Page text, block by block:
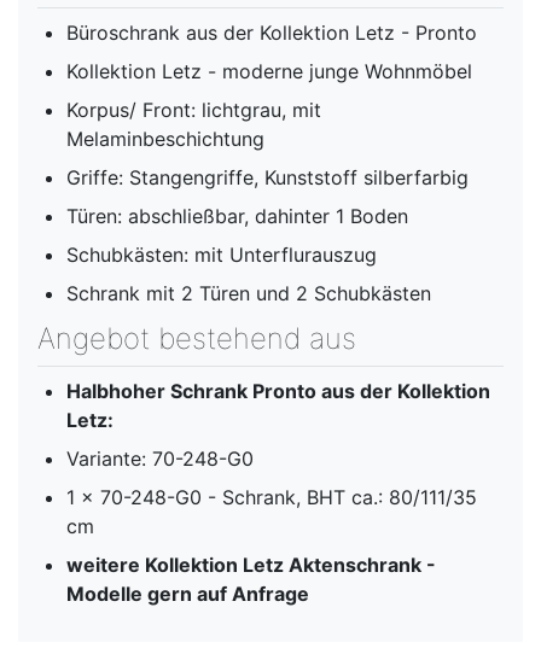
Büroschrank aus der Kollektion Letz - Pronto
Kollektion Letz - moderne junge Wohnmöbel
Korpus/ Front: lichtgrau, mit
Melaminbeschichtung
Griffe: Stangengriffe, Kunststoff silberfarbig
Türen: abschließbar, dahinter 1 Boden
Schubkästen: mit Unterflurauszug
Schrank mit 2 Türen und 2 Schubkästen
Angebot bestehend aus
Halbhoher Schrank Pronto aus der Kollektion
Letz:
Variante: 70-248-G0
1 x 70-248-G0 - Schrank, BHT ca.: 80/111/35
cm
weitere Kollektion Letz Aktenschrank -
Modelle gern auf Anfrage